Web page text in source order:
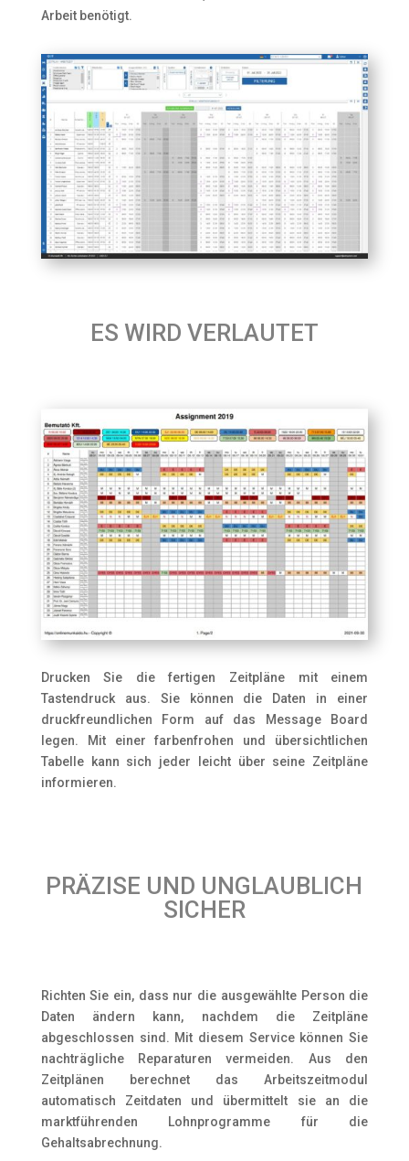
Arbeit benötigt.
ES WIRD VERLAUTET
Drucken Sie die fertigen Zeitpläne mit einem
Tastendruck aus. Sie können die Daten in einer
druckfreundlichen Form auf das Message Board
legen. Mit einer farbenfrohen und übersichtlichen
Tabelle kann sich jeder leicht über seine Zeitpläne
informieren.
PRÄZISE UND UNGLAUBLICH
SICHER
Richten Sie ein, dass nur die ausgewählte Person die
Daten ändern kann, nachdem die Zeitpläne
abgeschlossen sind. Mit diesem Service können Sie
nachträgliche Reparaturen vermeiden. Aus den
Zeitplänen berechnet das Arbeitszeitmodul
automatisch Zeitdaten und übermittelt sie an die
marktführenden Lohnprogramme für die
Gehaltsabrechnung.